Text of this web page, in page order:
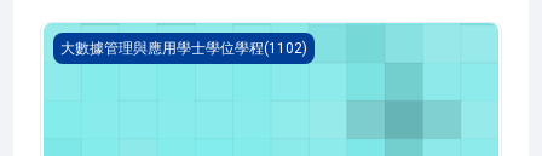
人工智慧導論(1102_B1BD010002A)
大數據管理與應用學士學位學程(1102)